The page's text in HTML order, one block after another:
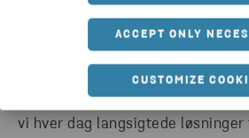
ACCEPT ONLY
CUSTOMIZE
Stena Recycling er Sveriges
genbrugsvirksomhed og en
udvikling af bæredygtige
typer virksomheder. Med 1.900
medarbejdere og 90 anlæg over
vi hver dag langsigtede løsninger